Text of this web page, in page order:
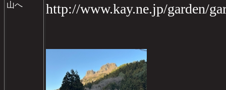
山へ
http://www.kay.ne.jp/garden/